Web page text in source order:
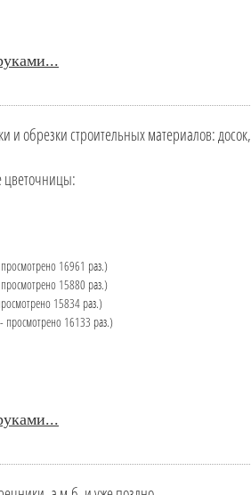
и обрезки строительных материалов: досок,
цветочницы:
16961 раз.)
15880 раз.)
15834 раз.)
16133 раз.)